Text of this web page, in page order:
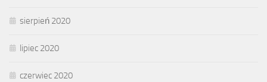
sierpień 2020
lipiec 2020
czerwiec 2020